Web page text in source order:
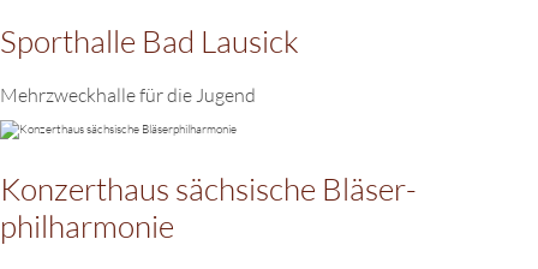
Sporthalle Bad Lausick
Mehrzweckhalle für die Jugend
Konzerthaus sächsische Bläser­
philharmonie